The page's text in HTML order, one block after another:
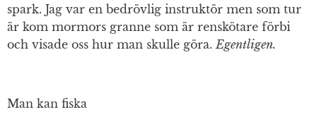
spark. Jag var en bedrövlig instruktör men som tur
är kom mormors granne som är renskötare förbi
och visade oss hur man skulle göra.Egentligen.
Man kan fiska